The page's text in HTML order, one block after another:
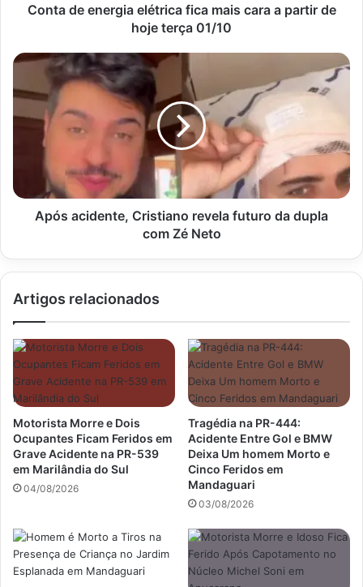
01/10
Conta de energia elétrica fica mais cara a partir de
hoje terça 01/10
Após
Cristiano
Zé
NetoApós acidente, Cristiano revela futuro da dupla
com Zé Neto
Artigos relacionados
Motorista Morre e Dois
Ocupantes Ficam Feridos em
Grave Acidente na PR-539
em Marilândia do Sul
04/08/2026
Tragédia na PR-444:
Acidente Entre Gol e BMW
Deixa Um homem Morto e
Cinco Feridos em
Mandaguari
03/08/2026